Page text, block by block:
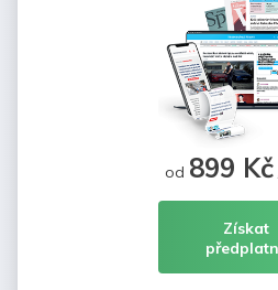
od 899 Kč
Získat